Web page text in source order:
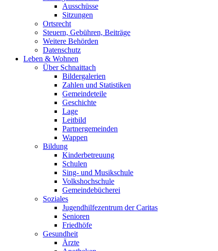
Ausschüsse
Sitzungen
Ortsrecht
Steuern, Gebühren, Beiträge
Weitere Behörden
Datenschutz
Leben & Wohnen
Über Schnaittach
Bildergalerien
Zahlen und Statistiken
Gemeindeteile
Geschichte
Lage
Leitbild
Partnergemeinden
Wappen
Bildung
Kinderbetreuung
Schulen
Sing- und Musikschule
Volkshochschule
Gemeindebücherei
Soziales
Jugendhilfezentrum der Caritas
Senioren
Friedhöfe
Gesundheit
Ärzte